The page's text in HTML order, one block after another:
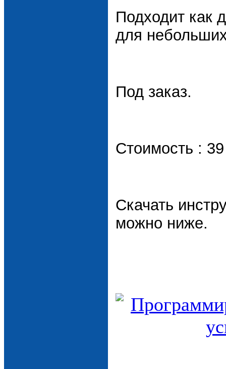
Подходит как
для
Под заказ.
Стоимость :
Скачать
можно ниже.